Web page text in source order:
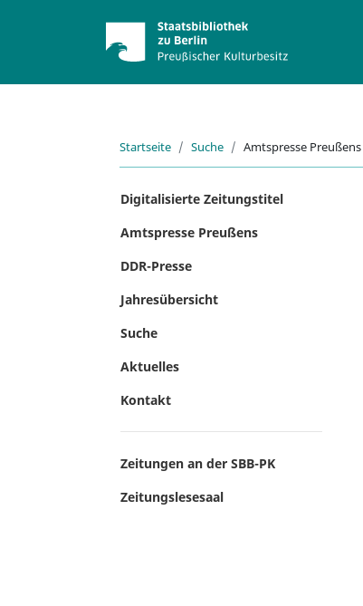
Startseite Suche Amtspresse Preußens
Digitalisierte Zeitungstitel
Amtspresse Preußens
DDR-Presse
Jahresübersicht
Suche
Aktuelles
Kontakt
Zeitungen an der SBB-PK
Zeitungslesesaal